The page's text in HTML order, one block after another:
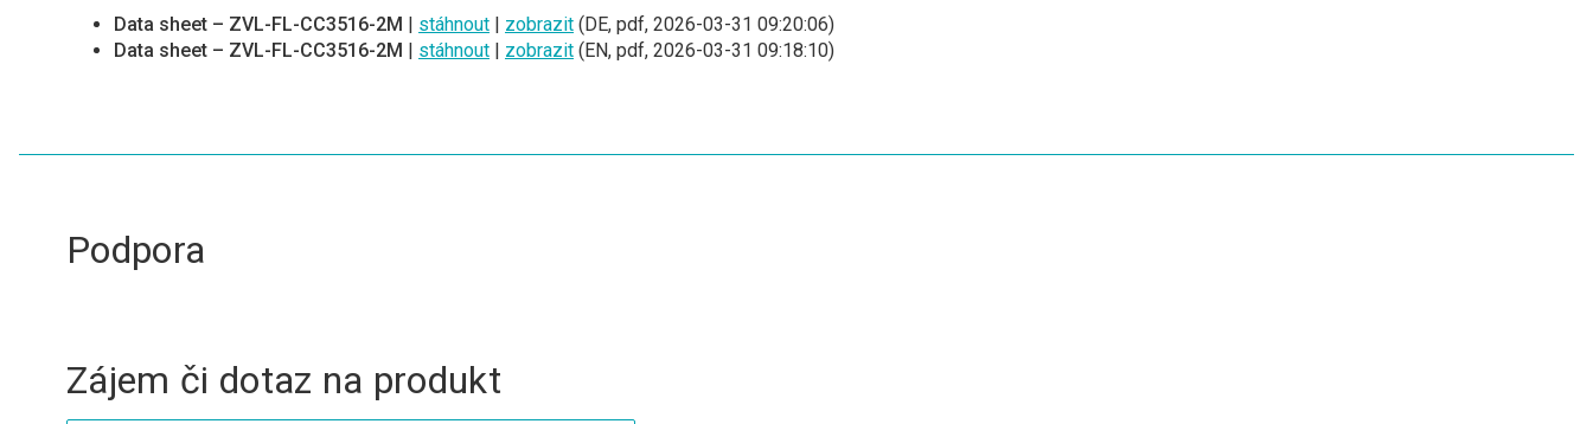
Data sheet – ZVL-FL-CC3516-2M | stáhnout | zobrazit (DE, pdf, 2026-03-31 09:20:06)
Data sheet – ZVL-FL-CC3516-2M | stáhnout | zobrazit (EN, pdf, 2026-03-31 09:18:10)
Podpora
Zájem či dotaz na produkt